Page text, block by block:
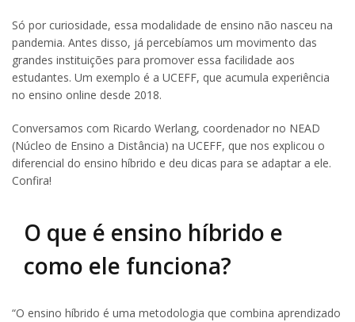
Só por curiosidade, essa modalidade de ensino não nasceu na
pandemia. Antes disso, já percebíamos um movimento das
grandes instituições para promover essa facilidade aos
estudantes. Um exemplo é a UCEFF, que acumula experiência
no ensino online desde 2018.
Conversamos com Ricardo Werlang, coordenador no NEAD
(Núcleo de Ensino a Distância) na UCEFF, que nos explicou o
diferencial do ensino híbrido e deu dicas para se adaptar a ele.
Confira!
O que é ensino híbrido e
como ele funciona?
“O ensino híbrido é uma metodologia que combina aprendizado